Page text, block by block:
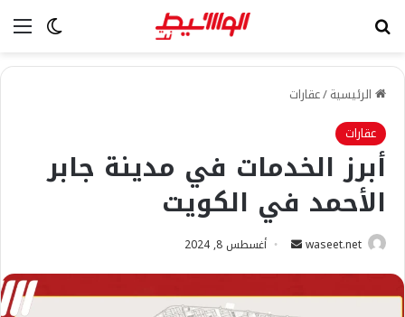
الرئيسية/عقارات
عقارات
أبرز الخدمات في مدينة جابر
الأحمد في الكويت
waseet.net
أرسل أغسطس 8, 2024